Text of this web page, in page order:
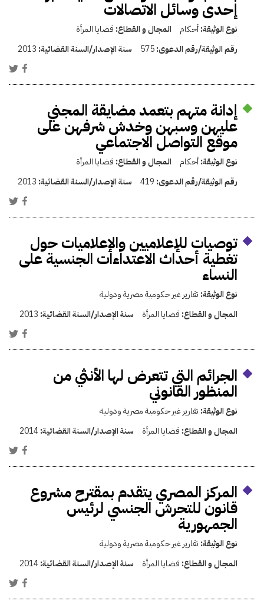
إحدى وسائل الاتصالات
نوع الوثيقة:أحكام المجال و القطاع: قضايا المرأة
رقم الوثيقة/رقم الدعوى:575 سنة الإصدار/السنة القضائية: 2013
إدانة متهم بتعمد مضايقة المجني
عليهن وسبهن وخدش شرفهن على
موقع التواصل الاجتماعي
نوع الوثيقة:أحكام المجال و القطاع: قضايا المرأة
رقم الوثيقة/رقم الدعوى: 419 سنة الإصدار/السنة القضائية: 2013
توصيات للإعلاميين والإعلاميات حول
تغطية أحداث الاعتداءات الجنسية على
النساء
نوع الوثيقة: تقارير غير حكومية مصرية ودولية
المجال و القطاع: قضايا المرأة سنة الإصدار/السنة القضائية: 2013
الجرائم التي تتعرض لها الأنثي من
المنظور القانوني
نوع الوثيقة: تقارير غير حكومية مصرية ودولية
المجال و القطاع: قضايا المرأة سنة الإصدار/السنة القضائية:2014
المركز المصري يتقدم بمقترح مشروع
قانون للتحرش الجنسي لرئيس
الجمهورية
نوع الوثيقة: تقارير غير حكومية مصرية ودولية
المجال و القطاع: قضايا المرأة سنة الإصدار/السنة القضائية:2014